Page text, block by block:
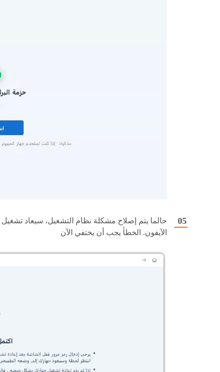
حالما يتم إصلاح مشكلة نظام التشغيل، سيعاد تشغيل
الآيفون. الخطأ يجب أن يختفي الآن